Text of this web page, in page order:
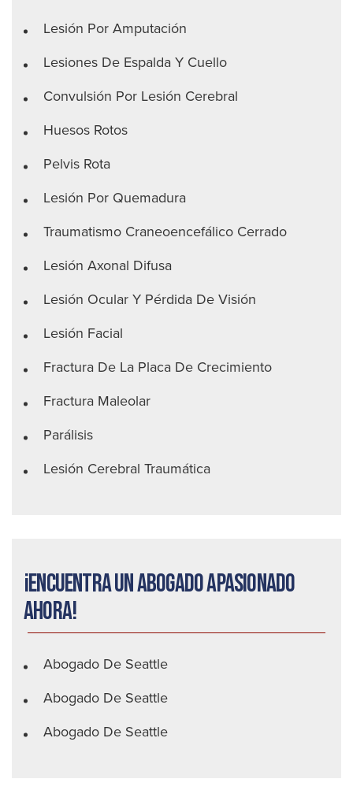
Lesión Por Amputación
Lesiones De Espalda Y Cuello
Convulsión Por Lesión Cerebral
Huesos Rotos
Pelvis Rota
Lesión Por Quemadura
Traumatismo Craneoencefálico Cerrado
Lesión Axonal Difusa
Lesión Ocular Y Pérdida De Visión
Lesión Facial
Fractura De La Placa De Crecimiento
Fractura Maleolar
Parálisis
Lesión Cerebral Traumática
¡Encuentra un abogado apasionado
ahora!
Abogado De Seattle
Abogado De Seattle
Abogado De Seattle